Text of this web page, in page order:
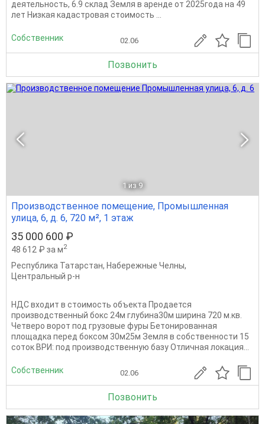
деятельность, 6.9 склад Земля в аренде от 2025года на 49
лет Низкая кадастровая стоимость ...
Собственник 02.06
Позвонить
1 из 9
Производственное помещение, Промышленная
улица, 6, д. 6, 720 м², 1 этаж
35 000 600 ₽
48 612 ₽ за м2
Республика Татарстан, Набережные Челны,
Центральный р-н
НДС входит в стоимость объекта Продается
производственный бокс 24м глубина30м ширина 720 м.кв.
Четверо ворот под грузовые фуры Бетонированная
площадка перед боксом 30м25м Земля в собственности 15
соток ВРИ: под производственную базу Отличная локация...
Собственник 02.06
Позвонить